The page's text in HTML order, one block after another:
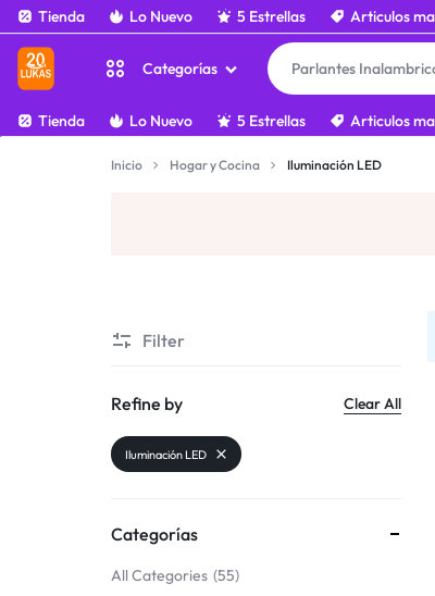
20LUKAS.COM
COMPRA
COMO
Categorías
Tecnología y Electrónica
Hogar y Cocina
Regalos y Sorpresas
Bebés y Niños
Tienda Lo Nuevo 5 Estrellas Articulos
Tienda Lo Nuevo 5 Estrellas Articulos
Inicio Hogar y Cocina Iluminación LED
Filter
Refine by Clear All
Iluminación LED
Categorías
All Categories 55